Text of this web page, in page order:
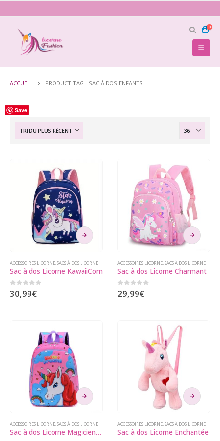
0
ACCUEIL PRODUCT TAG - SAC À DOS ENFANTS
Save
Ce
produit
plusieurs
variations.
page
du
produit
ACCESSOIRES LICORNE,SACS À DOS LICORNE
Sac à dos Licorne KawaiiCorn
0 sur 5
30,99€
Save
Ce
produit
plusieurs
variations.
ACCESSOIRES LICORNE,SACS À DOS LICORNE
Sac à dos Licorne Charmant
0 sur 5
29,99€
Save
Ce
produit
plusieurs
variations.
ACCESSOIRES LICORNE,SACS À DOS LICORNE
Sac à dos Licorne Magicienne
Save
Ce
produit
plusieurs
variations.
ACCESSOIRES LICORNE,SACS À DOS LICORNE
Sac à dos Licorne Enchantée
Save
Save
Save
Save